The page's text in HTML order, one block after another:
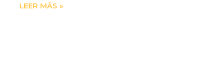
LEER MÁS »